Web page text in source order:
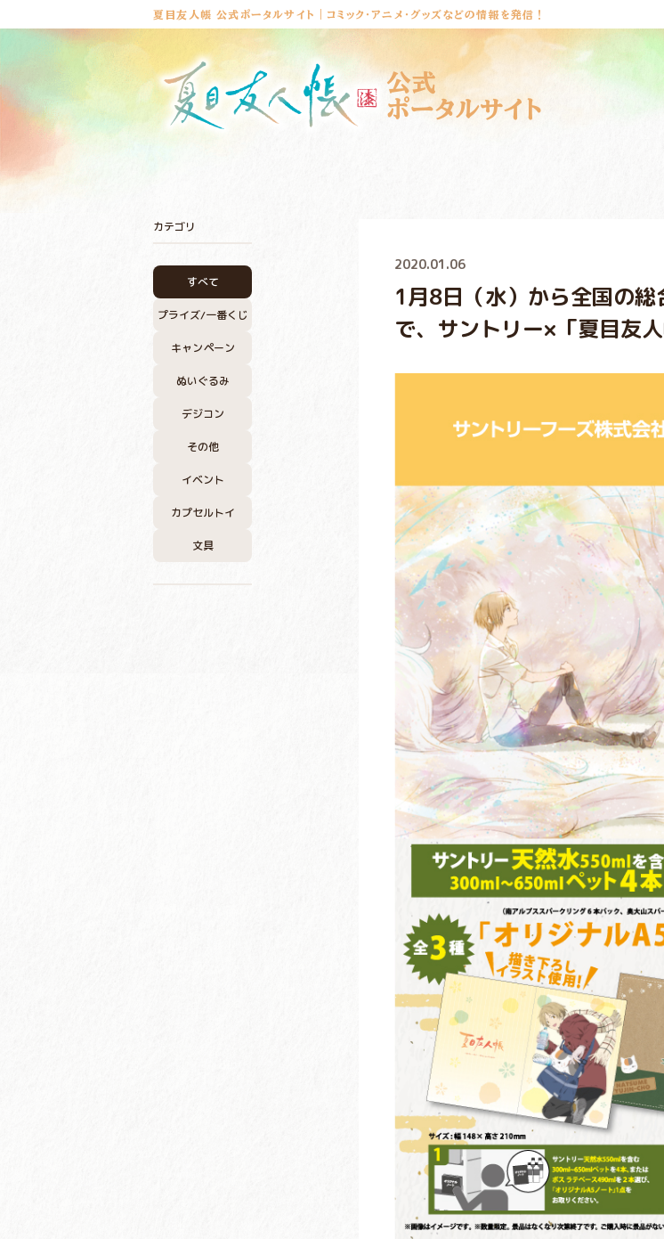
夏目友人帳 公式ポータルサイト｜コミック・アニメ・グッズなどの情報を発信！
公式
ポータルサイト
カテゴリ
すべて
プライズ/一番くじ
キャンペーン
ぬいぐるみ
デジコン
その他
イベント
カプセルトイ
文具
2020.01.06
1月8日（水）から全国の総
で、サントリー×「夏目友